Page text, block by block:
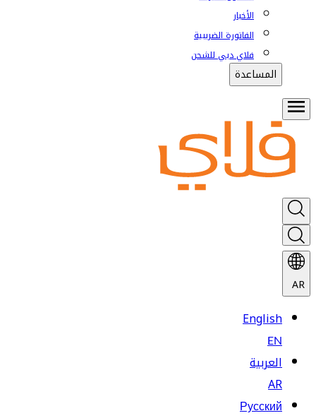
الأخبار
الفاتورة الضريبية
فلاي دبي للشحن
المساعدة
AR
English
EN
العربية
AR
Русский